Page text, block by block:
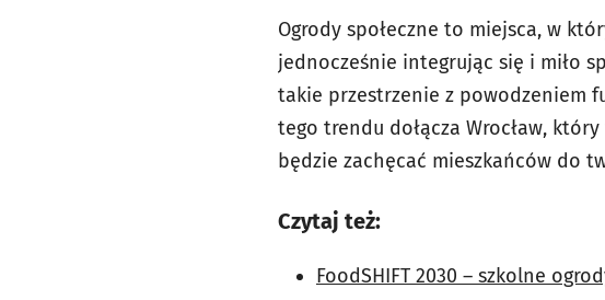
Ogrody społeczne to miejsca, w
jednocześnie integrując się i miło
takie przestrzenie z powodzeniem
tego trendu dołącza Wrocław,
będzie zachęcać mieszkańców do
Czytaj też:
FoodSHIFT 2030 – szkolne